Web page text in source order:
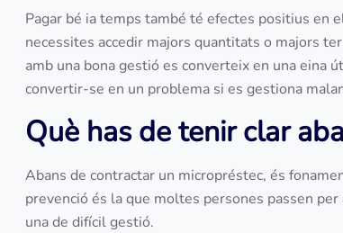
Pagar bé ia temps també té efectes positius
necessites accedir majors quantitats o majors
amb una bona gestió es converteix en una eina
convertir-se en un problema si es gestiona
Què has de tenir clar
Abans de contractar un micropréstec, és
prevenció és la que moltes persones passen
una de difícil gestió.